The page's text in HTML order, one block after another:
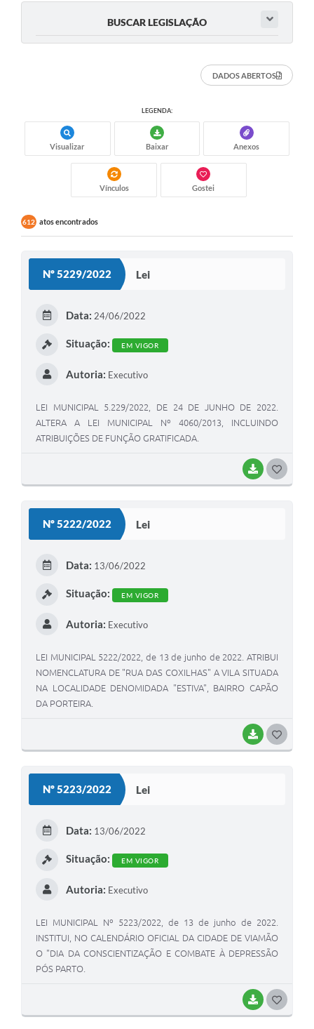
BUSCAR LEGISLAÇÃO
DADOS ABERTOS
LEGENDA:
Visualizar Baixar Anexos
Vínculos Gostei
612 atos encontrados
Nº 5229/2022 Lei
BAIXAR
Data: 24/06/2022
Situação: EM VIGOR
Autoria: Executivo
LEI MUNICIPAL 5.229/2022, DE 24 DE JUNHO DE 2022.
ALTERA A LEI MUNICIPAL Nº 4060/2013, INCLUINDO
ATRIBUIÇÕES DE FUNÇÃO GRATIFICADA.
Nº 5222/2022 Lei
BAIXAR
Data: 13/06/2022
Situação: EM VIGOR
Autoria: Executivo
LEI MUNICIPAL 5222/2022, de 13 de junho de 2022. ATRIBUI
NOMENCLATURA DE "RUA DAS COXILHAS" A VILA SITUADA
NA LOCALIDADE DENOMIDADA "ESTIVA", BAIRRO CAPÃO
DA PORTEIRA.
Nº 5223/2022 Lei
BAIXAR
Data: 13/06/2022
Situação: EM VIGOR
Autoria: Executivo
LEI MUNICIPAL Nº 5223/2022, de 13 de junho de 2022.
INSTITUI, NO CALENDÁRIO OFICIAL DA CIDADE DE VIAMÃO
O "DIA DA CONSCIENTIZAÇÃO E COMBATE À DEPRESSÃO
PÓS PARTO.